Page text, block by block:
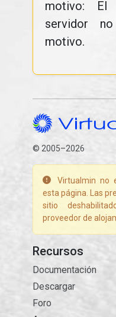
motivo: El
servidor
motivo.
© 2005–2026
Virtualmin no
esta página. Las
sitio
proveedor de
Recursos
Documentación
Descargar
Foro